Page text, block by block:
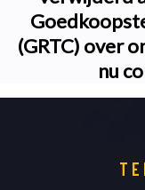
(GRTC) over
nu